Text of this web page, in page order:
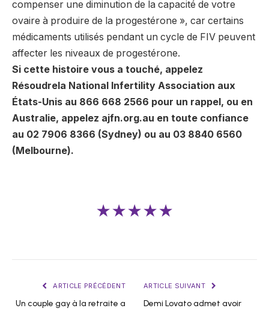
compenser une diminution de la capacité de votre
ovaire à produire de la progestérone », car certains
médicaments utilisés pendant un cycle de FIV peuvent
affecter les niveaux de progestérone.
Si cette histoire vous a touché, appelez
Résoudrela National Infertility Association aux
États-Unis au 866 668 2566 pour un rappel, ou en
Australie, appelez ajfn.org.au en toute confiance
au 02 7906 8366 (Sydney) ou au 03 8840 6560
(Melbourne).
★★★★★
ARTICLE PRÉCÉDENT
Un couple gay à la retraite a
ARTICLE SUIVANT
Demi Lovato admet avoir